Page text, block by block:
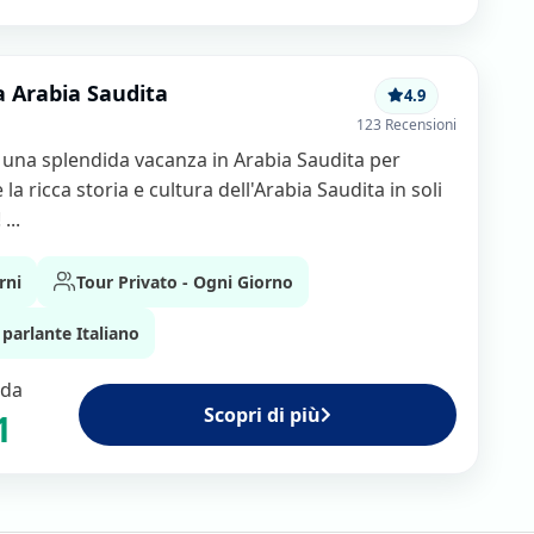
cosa
Nel Mondo
più suggestive e
trovi:
AlUla
Rock
Arabia Saudita 4.9
123 Recensioni
splendida vacanza in Arabia Saudita per
la ricca storia e cultura dell'Arabia Saudita in soli
Tour Privato - Ogni Giorno
parlante Italiano
Scopri di più